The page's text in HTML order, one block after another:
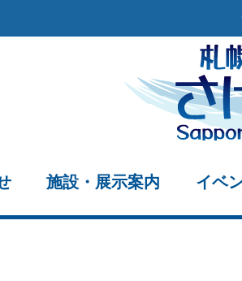
施設・展示案内 イベ